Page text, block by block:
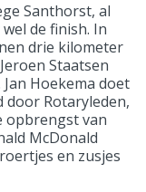
Santhorst, al
de finish. In
drie kilometer
Staatsen
Hoekema doet
door Rotaryleden,
opbrengst van
McDonald
en zusjes